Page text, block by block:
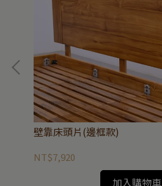
壁靠床頭片(邊框款)
NT$7,920
加入購物車